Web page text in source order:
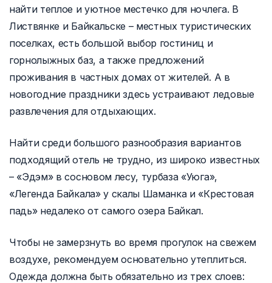
найти теплое и уютное местечко для ночлега. В
Листвянке и Байкальске – местных туристических
поселках, есть большой выбор гостиниц и
горнолыжных баз, а также предложений
проживания в частных домах от жителей. А в
новогодние праздники здесь устраивают ледовые
развлечения для отдыхающих.
Найти среди большого разнообразия вариантов
подходящий отель не трудно, из широко известных
– «Эдэм» в сосновом лесу, турбаза «Уюга»,
«Легенда Байкала» у скалы Шаманка и «Крестовая
падь» недалеко от самого озера Байкал.
Чтобы не замерзнуть во время прогулок на свежем
воздухе, рекомендуем основательно утеплиться.
Одежда должна быть обязательно из трех слоев: